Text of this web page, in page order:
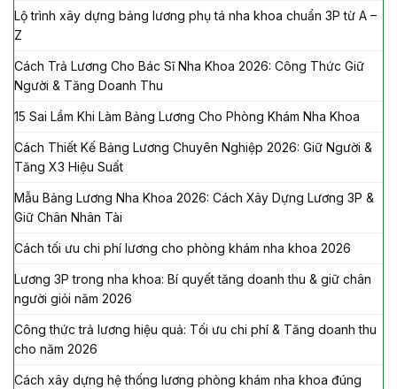
Lộ trình xây dựng bảng lương phụ tá nha khoa chuẩn 3P từ A –
Z
Cách Trả Lương Cho Bác Sĩ Nha Khoa 2026: Công Thức Giữ
Người & Tăng Doanh Thu
15 Sai Lầm Khi Làm Bảng Lương Cho Phòng Khám Nha Khoa
Cách Thiết Kế Bảng Lương Chuyên Nghiệp 2026: Giữ Người &
Tăng X3 Hiệu Suất
Mẫu Bảng Lương Nha Khoa 2026: Cách Xây Dựng Lương 3P &
Giữ Chân Nhân Tài
Cách tối ưu chi phí lương cho phòng khám nha khoa 2026
Lương 3P trong nha khoa: Bí quyết tăng doanh thu & giữ chân
người giỏi năm 2026
Công thức trả lương hiệu quả: Tối ưu chi phí & Tăng doanh thu
cho năm 2026
Cách xây dựng hệ thống lương phòng khám nha khoa đúng